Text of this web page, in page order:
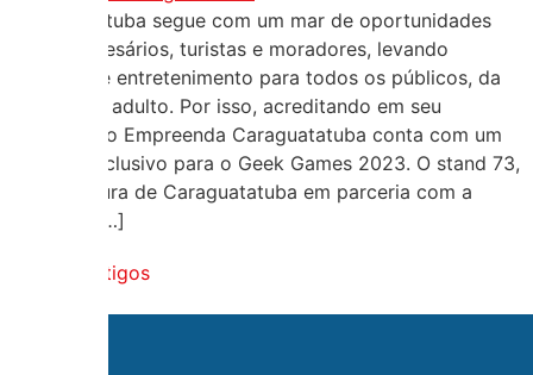
Caraguatatuba segue com um mar de oportunidades
para empresários, turistas e moradores, levando
negócios e entretenimento para todos os públicos, da
criança ao adulto. Por isso, acreditando em seu
potencial, o Empreenda Caraguatatuba conta com um
espaço exclusivo para o Geek Games 2023. O stand 73,
da Prefeitura de Caraguatatuba em parceria com a
empresa […]
mais antigos